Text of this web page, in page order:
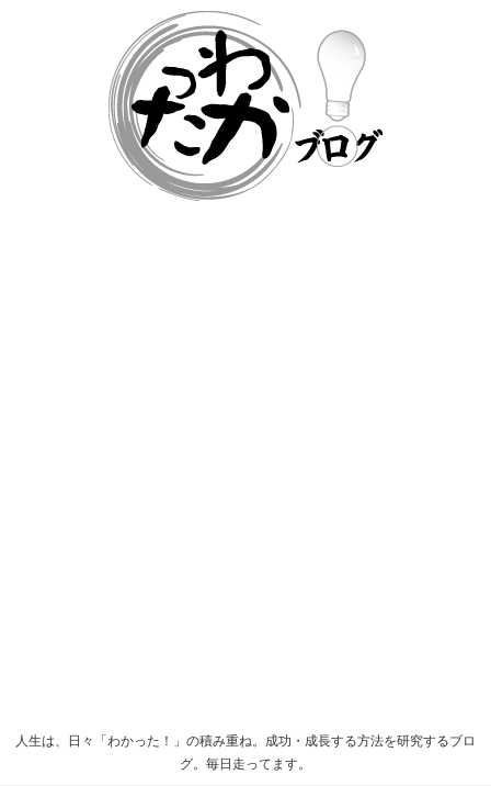
人生は、日々「わかった！」の積み重ね。成功・成長する方法を研究するブロ
グ。毎日走ってます。